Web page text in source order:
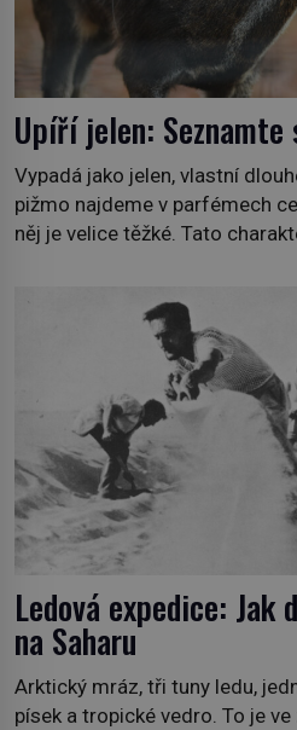
Upíří jelen: Seznamte
Vypadá jako jelen, vlastní
pižmo najdeme v parfémech
něj je velice těžké. Tato
1778), jenže v Asii o něm ví už
připomíná jelena, v kohoutku
Ledová expedice:
na Saharu
Arktický mráz, tři tuny ledu,
písek a tropické vedro. To je